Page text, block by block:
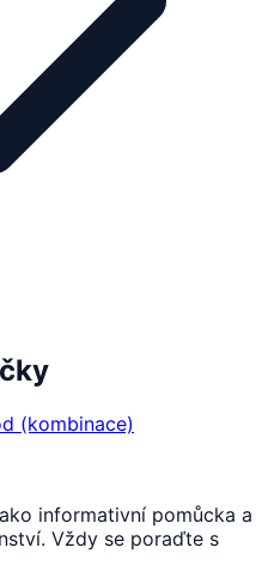
(kombinace)
informativní pomůcka a
Vždy se poraďte s